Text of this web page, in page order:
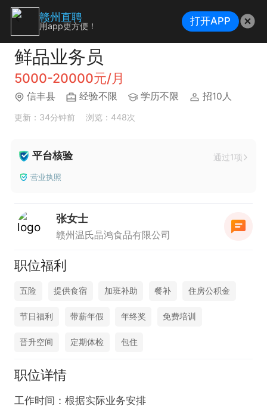
鲜品业务员
5000-20000元/月
信丰县 经验不限 学历不限 招10人
更新：34分钟前 浏览：448次
平台核验 通过1项
营业执照
张女士
赣州温氏晶鸿食品有限公司
职位福利
五险 提供食宿 加班补助 餐补 住房公积金
节日福利 带薪年假 年终奖 免费培训
晋升空间 定期体检 包住
职位详情
工作时间：根据实际业务安排
赣州直聘
用app更方便！ 打开APP